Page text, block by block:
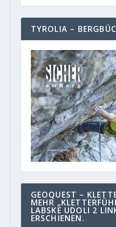
TYROLIA –
GEOQUEST –
MEHR
LABSKE UDOLI 2
ERSCHIENEN.